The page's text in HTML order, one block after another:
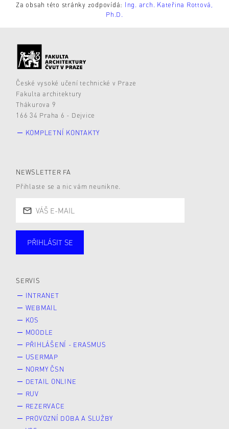
Za obsah této stránky zodpovídá: Ing. arch. Kateřina Rottová,
Ph.D.
České vysoké učení technické v Praze
Fakulta architektury
Thákurova 9
166 34 Praha 6 - Dejvice
KOMPLETNÍ KONTAKTY
NEWSLETTER FA
Přihlaste se a nic vám neunikne.
Studující
PŘIHLÁSIT SE
SERVIS
INTRANET
WEBMAIL
KOS
MOODLE
PŘIHLÁŠENÍ - ERASMUS
USERMAP
NORMY ČSN
DETAIL ONLINE
RUV
REZERVACE
PROVOZNÍ DOBA A SLUŽBY